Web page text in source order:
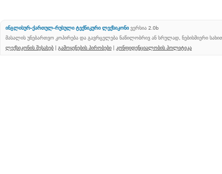
ინგლისურ-ქართულ-რუსული ტექნიკური ლექსიკონი ვერსია 2.0b
მასალის უნებართვო კოპირება და გავრცელება ნაწილობრივ ან სრულად, ნებისმიერი
ლექსიკონის შესახებ | გამოყენების პირობები | კონფიდენციალობის პოლიტიკა